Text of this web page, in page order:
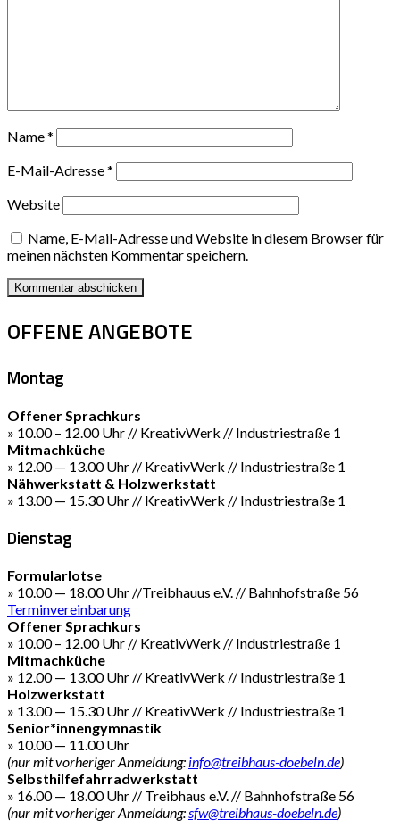
Name*
E-Mail-Adresse*
Website
Name, E-Mail-Adresse und Website in diesem Browser für
meinen nächsten Kommentar speichern.
OFFENE ANGEBOTE
Montag
Offener Sprachkurs
» 10.00 – 12.00 Uhr // KreativWerk // Industriestraße 1
Mitmachküche
» 12.00 — 13.00 Uhr // KreativWerk // Industriestraße 1
Nähwerkstatt & Holzwerkstatt
» 13.00 — 15.30 Uhr // KreativWerk // Industriestraße 1
Dienstag
Formularlotse
» 10.00 — 18.00 Uhr //Treibhauus e.V. // Bahnhofstraße 56
Terminvereinbarung
Offener Sprachkurs
» 10.00 – 12.00 Uhr // KreativWerk // Industriestraße 1
Mitmachküche
» 12.00 — 13.00 Uhr // KreativWerk // Industriestraße 1
Holzwerkstatt
» 13.00 — 15.30 Uhr // KreativWerk // Industriestraße 1
Senior*innengymnastik
» 10.00 — 11.00 Uhr
(nur mit vorheriger Anmeldung: info@treibhaus-doebeln.de)
Selbsthilfefahrradwerkstatt
» 16.00 — 18.00 Uhr // Treibhaus e.V. // Bahnhofstraße 56
(nur mit vorheriger Anmeldung:sfw@treibhaus-doebeln.de)